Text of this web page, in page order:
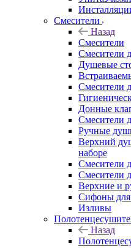
Смесители
Назад
Смесители
Смесители
Душевые
Смесители
Донные
Смесители
Ручные
Верхний
наборе
Смесители
Смесители
Верхние и
Сифоны
Изливы
Назад